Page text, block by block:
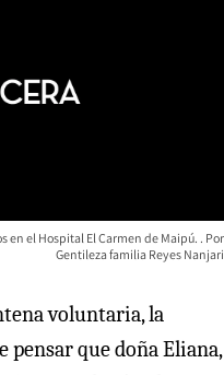
en el Hospital El Carmen de Maipú.
Gentileza familia Reyes Nanjari
voluntaria, la
pensar que doña Eliana,